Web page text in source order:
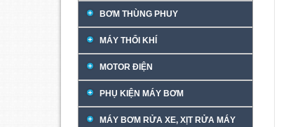
BƠM THÙNG PHUY
MÁY THỔI KHÍ
MOTOR ĐIỆN
PHỤ KIỆN MÁY BƠM
MÁY BƠM RỬA XE, XỊT RỬA MÁY